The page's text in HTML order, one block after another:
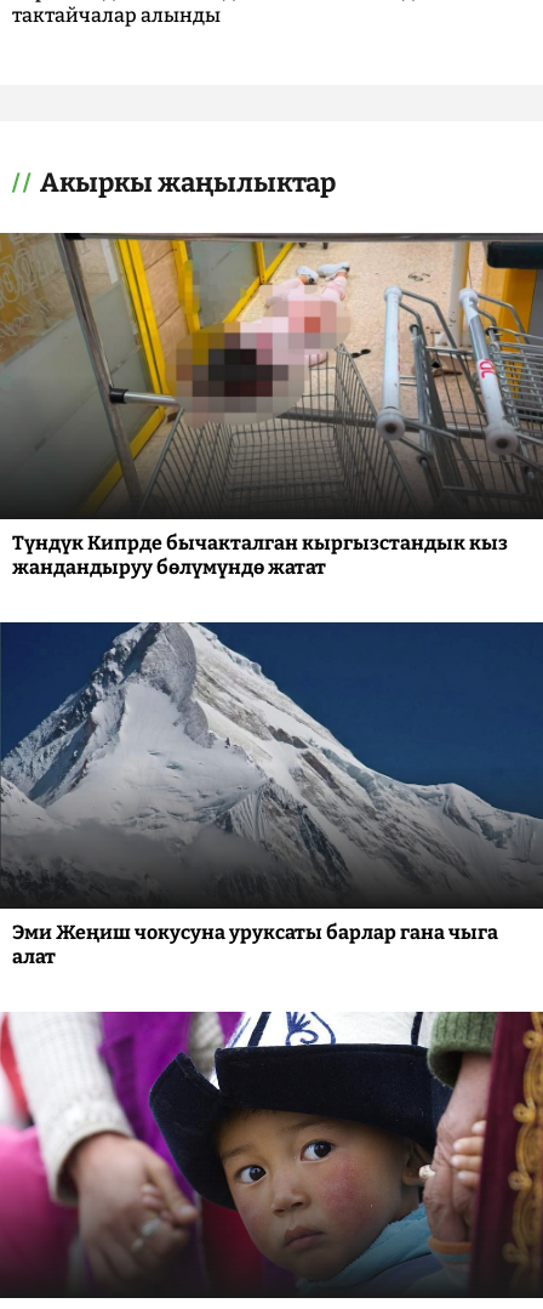
тактайчалар алынды
Акыркы жаңылыктар
Түндүк Кипрде бычакталган кыргызстандык кыз
жандандыруу бөлүмүндө жатат
Эми Жеңиш чокусуна уруксаты барлар гана чыга
алат